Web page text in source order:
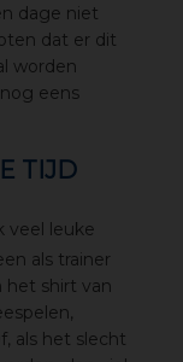
dage niet
dat er dit
worden
eens
TIJD
veel leuke
als trainer
het shirt van
als het slecht